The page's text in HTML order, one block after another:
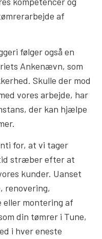
af
følger også en
Ankenævn, som
Skulle der mod
vores arbejde, har
der kan hjælpe
for, at vi tager
stræber efter at
kunder. Uanset
renovering,
montering af
din tømrer i Tune,
i hver eneste